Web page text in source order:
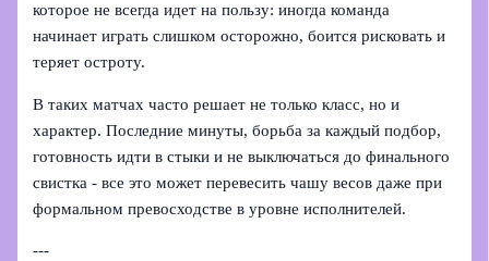
которое не всегда идет на пользу: иногда команда
начинает играть слишком осторожно, боится рисковать и
теряет остроту.
В таких матчах часто решает не только класс, но и
характер. Последние минуты, борьба за каждый подбор,
готовность идти в стыки и не выключаться до финального
свистка - все это может перевесить чашу весов даже при
формальном превосходстве в уровне исполнителей.
---